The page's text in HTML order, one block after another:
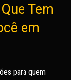
Tem
em
para quem